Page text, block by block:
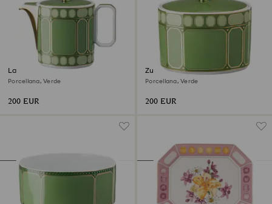
Lattiera Signum
Porcellana, Verde
200 EUR
Zuccheriera Signum
Porcellana, Verde
200 EUR